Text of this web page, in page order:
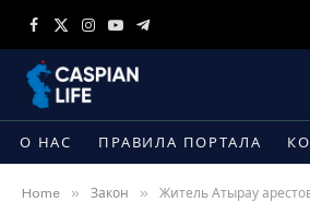
Facebook
X
Instagram
YouTubeTelegram
О НАС ПРАВИЛА ПОРТАЛА
Home » Закон » Житель Атырау арестован за